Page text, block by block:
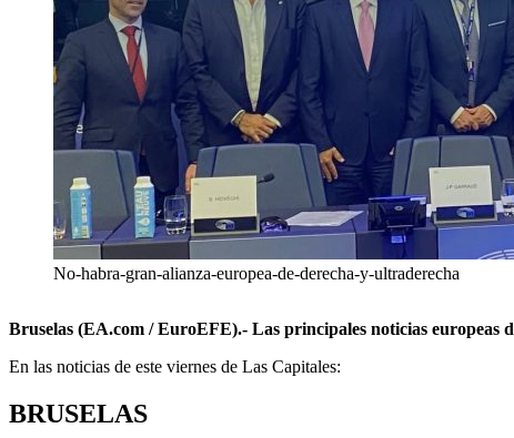
No-habra-gran-alianza-europea-de-derecha-y-ultraderecha
Bruselas (EA.com / EuroEFE).- Las principales noticias europeas
En las noticias de este viernes de Las Capitales:
BRUSELAS